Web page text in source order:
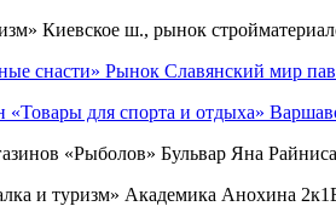
Киевское ш., рынок
снасти» Рынок Славянский мир
«Товары для спорта и отдыха»
«Рыболов» Бульвар Яна
и туризм» Академика Анохина